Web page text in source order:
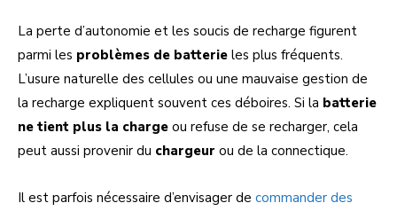
La perte d’autonomie et les soucis de recharge figurent
parmi les problèmes de batterie les plus fréquents.
L’usure naturelle des cellules ou une mauvaise gestion de
la recharge expliquent souvent ces déboires. Si la batterie
ne tient plus la charge ou refuse de se recharger, cela
peut aussi provenir du chargeur ou de la connectique.
Il est parfois nécessaire d’envisager de commander des